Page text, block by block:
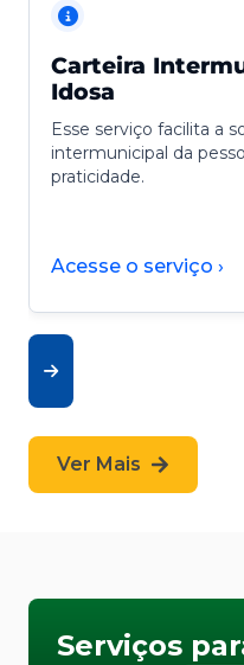
Carteira
Idosa
Esse serviço facilita a
intermunicipal da
praticidade.
Acesse o serviço ›
Ver Mais
Serviços